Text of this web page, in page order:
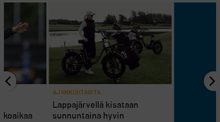
AJANKOHTAISTA
Lappajärvellä kisataan
sunnuntaina hyvin